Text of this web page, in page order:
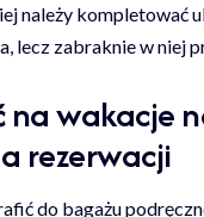
należy kompletować
lecz zabraknie w
na wakacje
rezerwacji
do bagażu